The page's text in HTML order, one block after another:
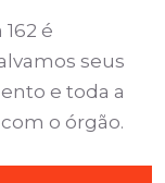
é
seus
e toda a
o órgão.